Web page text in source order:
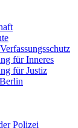
für Inneres
für Justiz
Polizei